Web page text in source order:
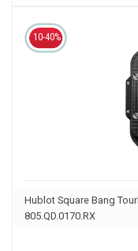
10-40%
Hublot Square Bang
805.QD.0170.RX